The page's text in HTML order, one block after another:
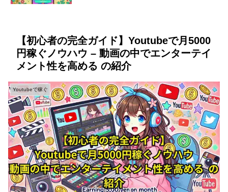
【初心者の完全ガイド】Youtubeで月5000
円稼ぐノウハウ – 動画の中でエンターテイ
メント性を高める の紹介
Youtubeで稼ぐ